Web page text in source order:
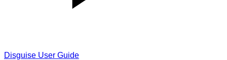
Disguise User Guide